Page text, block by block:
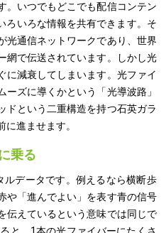
。いつでもどこでも配信コンテン
ろいろな情報を共有できます。そ
光通信ネットワークであり、世界
網で伝送されています。しかし光
に減衰してしまいます。光ファイ
ズに導くかという「光導波路」
ドという二重構造を持つ石英ガラ
進ませます。
乗る
データです。例えるなら横断歩
や「進んでよい」を表す青の信号
伝えているという意味では同じで